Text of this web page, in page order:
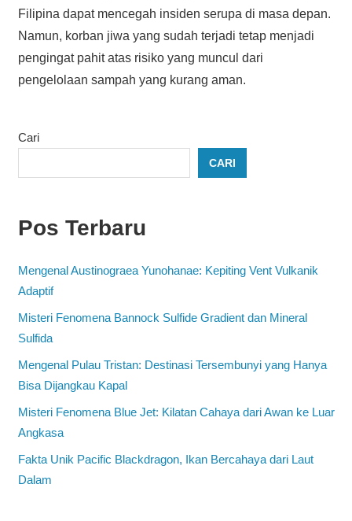
Filipina dapat mencegah insiden serupa di masa depan.
Namun, korban jiwa yang sudah terjadi tetap menjadi
pengingat pahit atas risiko yang muncul dari
pengelolaan sampah yang kurang aman.
Cari
CARI
Pos Terbaru
Mengenal Austinograea Yunohanae: Kepiting Vent Vulkanik
Adaptif
Misteri Fenomena Bannock Sulfide Gradient dan Mineral
Sulfida
Mengenal Pulau Tristan: Destinasi Tersembunyi yang Hanya
Bisa Dijangkau Kapal
Misteri Fenomena Blue Jet: Kilatan Cahaya dari Awan ke Luar
Angkasa
Fakta Unik Pacific Blackdragon, Ikan Bercahaya dari Laut
Dalam